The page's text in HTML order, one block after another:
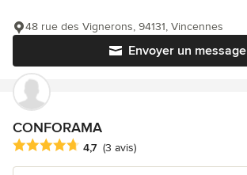
Envoyer un message
48 rue des Vignerons, 94131, Vincennes
CONFORAMA
Note moyenne : 4.7 étoiles sur 5
4,7 (3 avis)